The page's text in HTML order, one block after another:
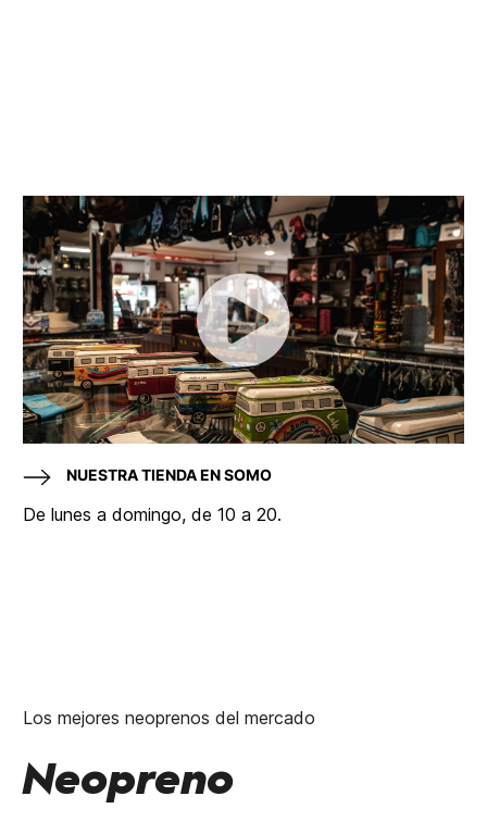
NUESTRA TIENDA EN SOMO
De lunes a domingo, de 10 a 20.
Los mejores neoprenos del mercado
Neopreno